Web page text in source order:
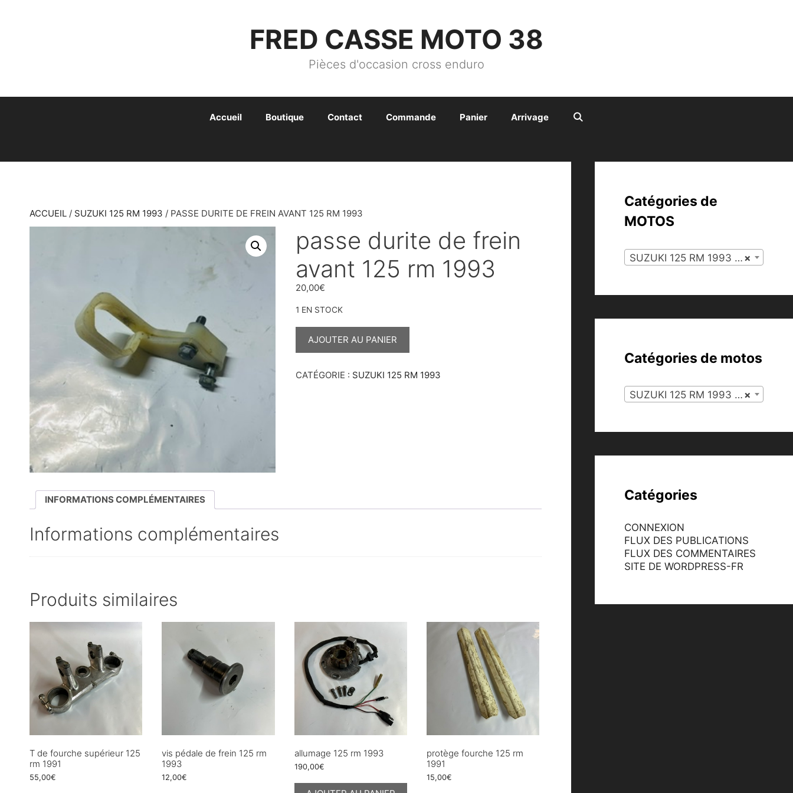
FRED CASSE MOTO 38
Pièces d'occasion cross enduro
Accueil Boutique Contact Commande Panier Arrivage
ACCUEIL / SUZUKI 125 RM 1993 / PASSE DURITE DE FREIN AVANT 125 RM 1993
passe durite de frein
avant 125 rm 1993
20,00€
1 EN STOCK
QUANTITÉ
FREIN
AJOUTER AU PANIER
CATÉGORIE : SUZUKI 125 RM 1993
INFORMATIONS COMPLÉMENTAIRES
Informations complémentaires
Produits similaires
T de fourche supérieur 125
rm 1991
55,00€
vis pédale de frein 125 rm
1993
12,00€
allumage 125 rm 1993
190,00€
protège fourche 125 rm
1991
15,00€
Catégories de
MOTOS
×
SUZUKI 125 RM 1993 (127)
Catégories de motos
×
SUZUKI 125 RM 1993 (127)
Catégories
CONNEXION
FLUX DES PUBLICATIONS
FLUX DES COMMENTAIRES
SITE DE WORDPRESS-FR